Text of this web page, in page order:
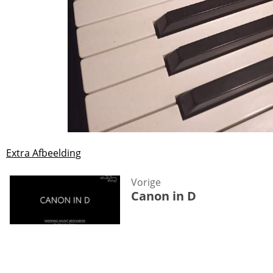
Extra Afbeelding
Vorige
Canon in D